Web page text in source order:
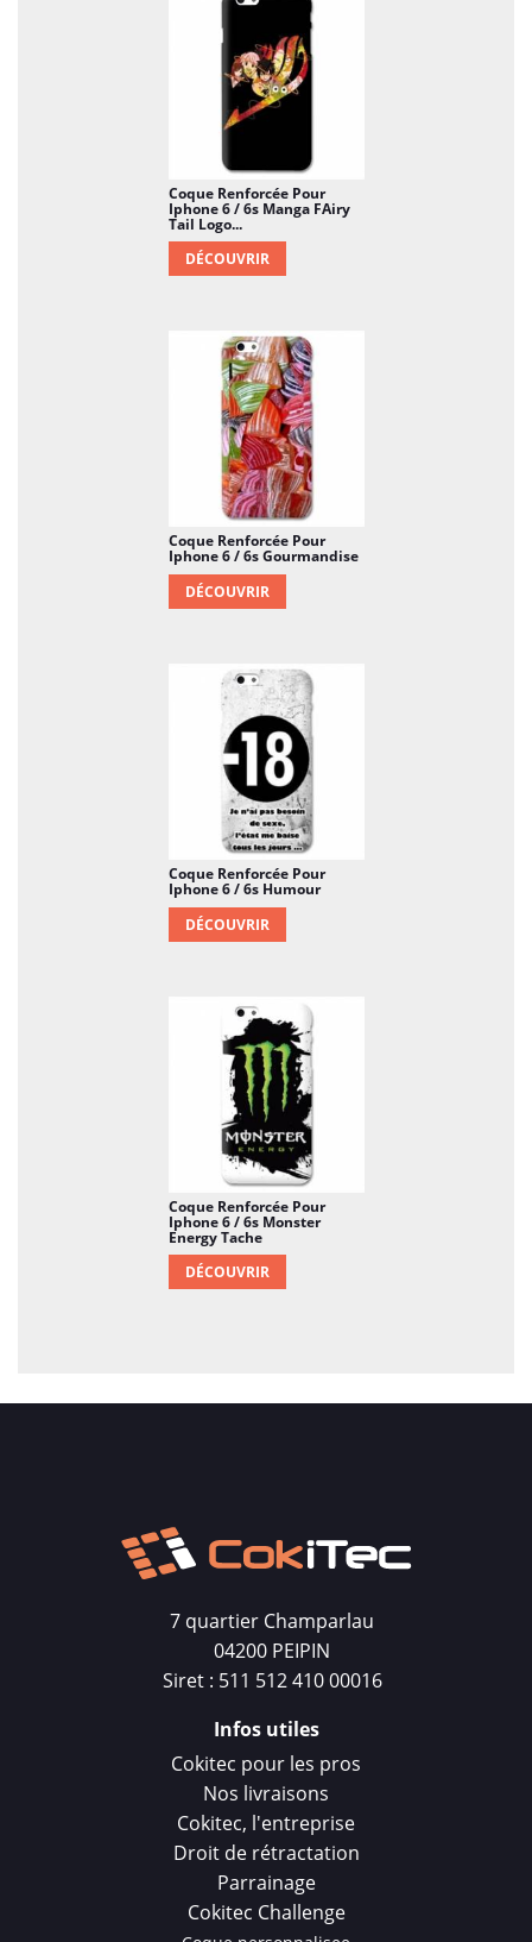
Coque Renforcée Pour
Iphone 6 / 6s Manga FAiry
Tail Logo...
DÉCOUVRIR
Coque Renforcée Pour
Iphone 6 / 6s Gourmandise
DÉCOUVRIR
Coque Renforcée Pour
Iphone 6 / 6s Humour
DÉCOUVRIR
Coque Renforcée Pour
Iphone 6 / 6s Monster
Energy Tache
DÉCOUVRIR
7 quartier Champarlau
04200 PEIPIN
Siret : 511 512 410 00016
Infos utiles
Cokitec pour les pros
Nos livraisons
Cokitec, l'entreprise
Droit de rétractation
Parrainage
Cokitec Challenge